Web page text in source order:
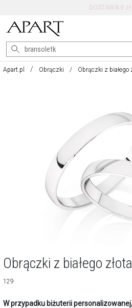
Apart.pl Obrączki Obrączki z białego
Obrączki z białego złota
129
W przypadku biżuterii